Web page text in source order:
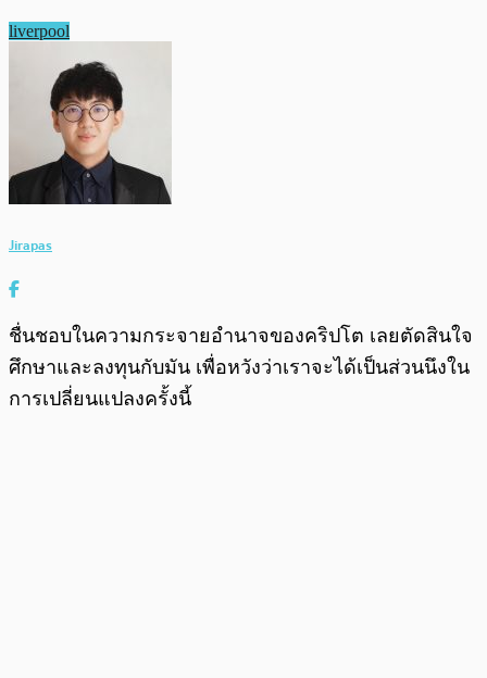
liverpool
Jirapas
ชื่นชอบในความกระจายอำนาจของคริปโต เลยตัดสินใจ
ศึกษาและลงทุนกับมัน เพื่อหวังว่าเราจะได้เป็นส่วนนึงใน
การเปลี่ยนแปลงครั้งนี้